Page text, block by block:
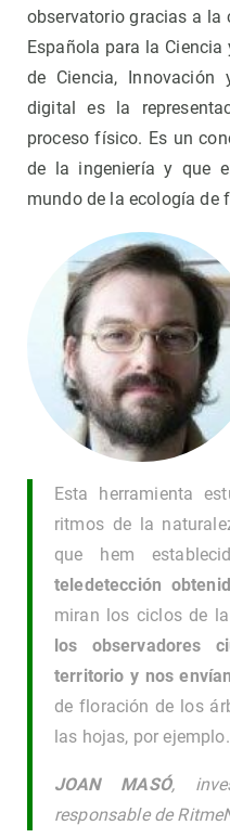
observatorio gracias a la
Española para la
de Ciencia, Innovación
digital es la
proceso físico. Es un
de la ingeniería y que
mundo de la ecología de
Esta herramienta
ritmos de la
que hem
teledetección
miran los ciclos de
los observadores
territorio y nos
de floración de los
las hojas, por ejemplo.
JOAN MASÓ,
responsable de